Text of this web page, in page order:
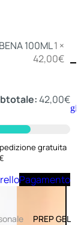
Deo
Aggiungi
100ML1 ×
42,00€
42,00€
gratuita
Pagamento
PREP GEL